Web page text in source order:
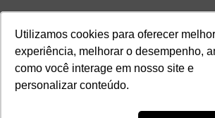
Utilizamos cookies para oferecer melhor
experiência, melhorar o desempenho,
como você interage em nosso site e
personalizar conteúdo.
Utilizamos cookies para oferecer melhor
experiência, melhorar o desempenho,
como você interage em nosso site e
personalizar conteúdo.
Utilizamos cookies para oferecer melhor
experiência, melhorar o desempenho,
como você interage em nosso site e
personalizar conteúdo.